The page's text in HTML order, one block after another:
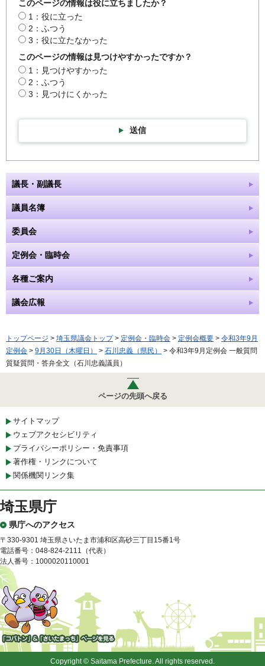
このページの情報は役に立ちましたか？
1：役に立った
2：ふつう
3：役に立たなかった
このページの情報は見つけやすかったですか？
1：見つけやすかった
2：ふつう
3：見つけにくかった
送信
議長・副議長
議員名簿
委員会
定例会・臨時会
各種ご案内
議会広報
トップページ > 埼玉県議会トップ> 定例会・臨時会 > 定例会概要 > 令和3年9月
定例会 > 9月30日（木曜日） > 石川忠義（県民）
> 令和3年9月定例会 一般質問
質疑質問・答弁全文（石川忠義議員）
ページの先頭へ戻る
サイトマップ
ウェブアクセシビリティ
プライバシーポリシー・免責事項
著作権・リンクについて
関係機関リンク集
埼玉県庁
県庁へのアクセス
〒330-9301 埼玉県さいたま市浦和区高砂三丁目15番1号
電話番号：048-824-2111（代表）
法人番号：1000020110001
「コバトン」&「さいたまっ
Copyright © Saitama Prefecture. All rights reserved.